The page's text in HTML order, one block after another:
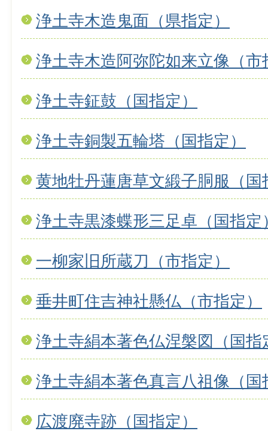
浄土寺木造鬼面（県指定）
浄土寺木造阿弥陀如来立像（市
浄土寺鉦鼓（国指定）
浄土寺銅製五輪塔（国指定）
黄地牡丹蓮唐草文緞子胴服（国
浄土寺黒漆蝶形三足卓（国指定
一柳家旧所蔵刀（市指定）
垂井町住吉神社懸仏（市指定）
浄土寺絹本著色仏涅槃図（国指
浄土寺絹本著色真言八祖像（国
広渡廃寺跡（国指定）